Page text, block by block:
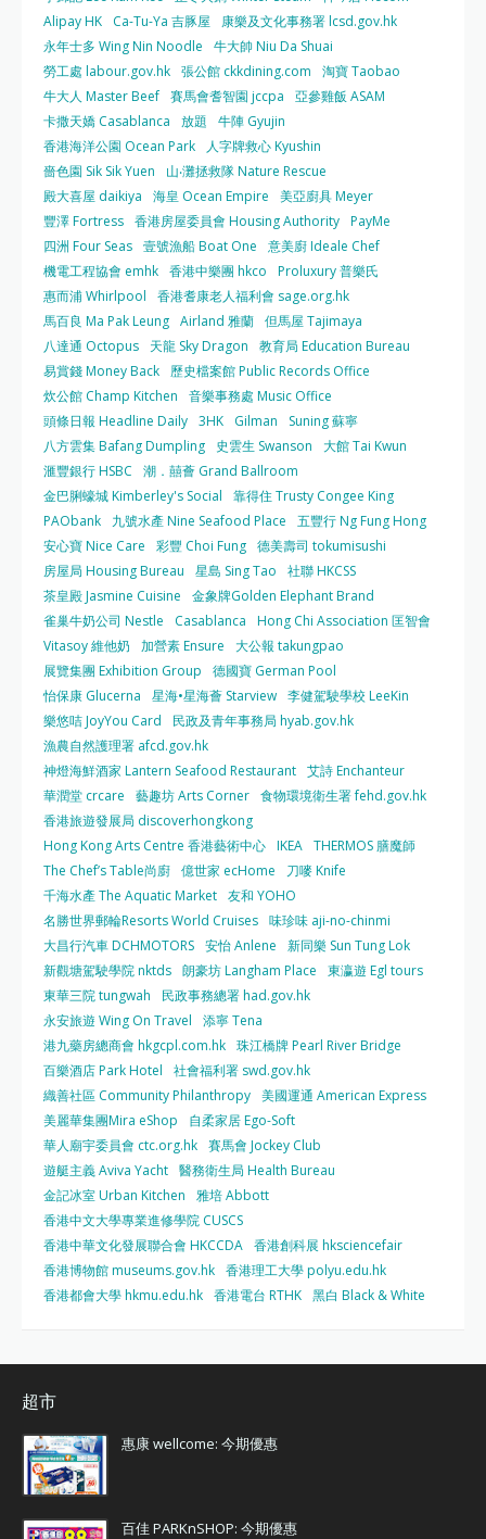
Alipay HK
Ca-Tu-Ya 吉豚屋
康樂及文化事務署 lcsd.gov.hk
永年士多 Wing Nin Noodle
牛大帥 Niu Da Shuai
勞工處 labour.gov.hk 張公館 ckkdining.com
淘寶 Taobao
牛大人 Master Beef 賽馬會耆智園 jccpa
亞參雞飯 ASAM
卡撒天嬌 Casablanca
放題
牛陣 Gyujin
香港海洋公園 Ocean Park
人字牌救心 Kyushin
嗇色園 Sik Sik Yuen
山‧灘拯救隊 Nature Rescue
殿大喜屋 daikiya
海皇 Ocean Empire
美亞廚具 Meyer
豐澤 Fortress 香港房屋委員會 Housing Authority PayMe
四洲 Four Seas 壹號漁船 Boat One
意美廚 Ideale Chef
機電工程協會 emhk 香港中樂團 hkco
Proluxury 普樂氏
惠而浦 Whirlpool
香港耆康老人福利會 sage.org.hk
馬百良 Ma Pak Leung Airland 雅蘭 但馬屋 Tajimaya
八達通 Octopus
天龍 Sky Dragon
教育局 Education Bureau
易賞錢 Money Back
歷史檔案館 Public Records Office
炊公館 Champ Kitchen
音樂事務處 Music Office
頭條日報 Headline Daily 3HK Gilman
Suning 蘇寧
八方雲集 Bafang Dumpling
史雲生 Swanson
大館 Tai Kwun
滙豐銀行 HSBC
潮．囍薈 Grand Ballroom
金巴脷蠔城 Kimberley's Social
靠得住 Trusty Congee King
PAObank
九號水產 Nine Seafood Place
五豐行 Ng Fung Hong
安心寶 Nice Care
彩豐 Choi Fung 德美壽司 tokumisushi
房屋局 Housing Bureau
星島 Sing Tao
社聯 HKCSS
茶皇殿 Jasmine Cuisine
金象牌Golden Elephant Brand
雀巢牛奶公司 Nestle
Casablanca
Hong Chi Association 匡智會
Vitasoy 維他奶
加營素 Ensure
大公報 takungpao
展覽集團 Exhibition Group
德國寶 German Pool
怡保康 Glucerna
星海•星海薈 Starview 李健駕駛學校 LeeKin
樂悠咭 JoyYou Card
民政及青年事務局 hyab.gov.hk
漁農自然護理署 afcd.gov.hk
神燈海鮮酒家 Lantern Seafood Restaurant 艾詩 Enchanteur
華潤堂 crcare
藝趣坊 Arts Corner 食物環境衛生署 fehd.gov.hk
香港旅遊發展局 discoverhongkong
Hong Kong Arts Centre 香港藝術中心 IKEA THERMOS 膳魔師
The Chef’s Table尚廚 億世家 ecHome
刀嘜 Knife
千海水產 The Aquatic Market 友和 YOHO
名勝世界郵輪Resorts World Cruises 味珍味 aji-no-chinmi
大昌行汽車 DCHMOTORS 安怡 Anlene
新同樂 Sun Tung Lok
新觀塘駕駛學院 nktds 朗豪坊 Langham Place
東瀛遊 Egl tours
東華三院 tungwah
民政事務總署 had.gov.hk
永安旅遊 Wing On Travel
添寧 Tena
港九藥房總商會 hkgcpl.com.hk 珠江橋牌 Pearl River Bridge
百樂酒店 Park Hotel
社會福利署 swd.gov.hk
織善社區 Community Philanthropy 美國運通 American Express
美麗華集團Mira eShop
自柔家居 Ego-Soft
華人廟宇委員會 ctc.org.hk 賽馬會 Jockey Club
遊艇主義 Aviva Yacht 醫務衛生局 Health Bureau
金記冰室 Urban Kitchen
雅培 Abbott
香港中文大學專業進修學院 CUSCS
香港中華文化發展聯合會 HKCCDA 香港創科展 hksciencefair
香港博物館 museums.gov.hk 香港理工大學 polyu.edu.hk
香港都會大學 hkmu.edu.hk 香港電台 RTHK 黑白 Black & White
超市
惠康 wellcome: 今期優惠
百佳 PARKnSHOP: 今期優惠